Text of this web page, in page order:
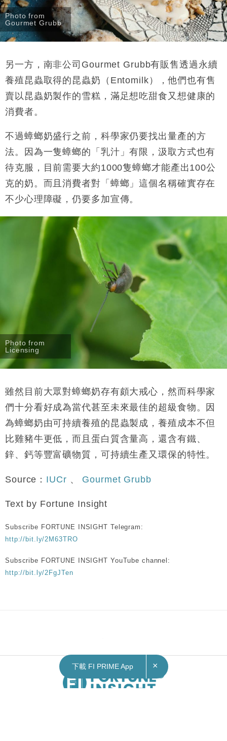
Photo from
Gourmet Grubb
另一方，南非公司Gourmet Grubb有販售透過永續
養殖昆蟲取得的昆蟲奶（Entomilk），他們也有售
賣以昆蟲奶製作的雪糕，滿足想吃甜食又想健康的
消費者。
不過蟑螂奶盛行之前，科學家仍要找出量產的方
法。因為一隻蟑螂的「乳汁」有限，汲取方式也有
待克服，目前需要大約1000隻蟑螂才能產出100公
克的奶。而且消費者對「蟑螂」這個名稱確實存在
不少心理障礙，仍要多加宣傳。
Photo from
Licensing
雖然目前大眾對蟑螂奶存有頗大戒心，然而科學家
們十分看好成為當代甚至未來最佳的超級食物。因
為蟑螂奶由可持續養殖的昆蟲製成，養殖成本不但
比雞豬牛更低，而且蛋白質含量高，還含有鐵、
鋅、鈣等豐富礦物質，可持續生產又環保的特性。
Source： IUCr 、 Gourmet Grubb
Text by Fortune Insight
Subscribe FORTUNE INSIGHT Telegram:
http://bit.ly/2M63TRO
Subscribe FORTUNE INSIGHT YouTube channel:
http://bit.ly/2FgJTen
下載 FI PRIME App ×